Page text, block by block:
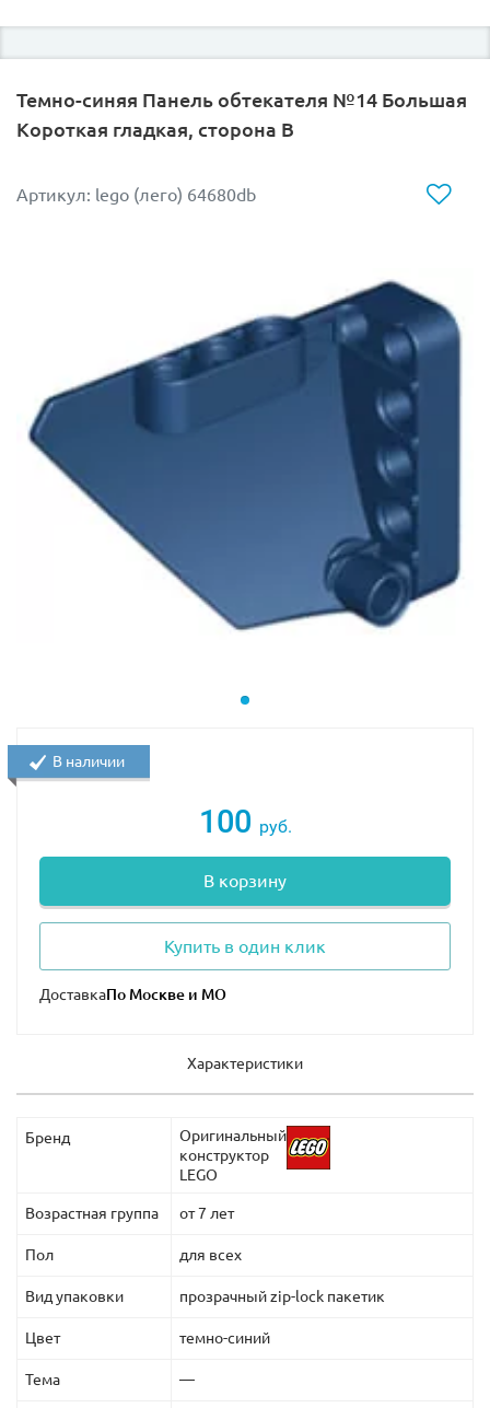
Темно-синяя Панель обтекателя №14 Большая
Короткая гладкая, сторона B
Артикул: lego (лего) 64680db
100 руб.
В корзину
Купить в один клик
Доставка
В наличии
Характеристики
Бренд
Оригинальный
конструктор
LEGO
Возрастная группа от 7 лет
Пол для всех
Вид упаковки прозрачный zip-lock пакетик
Цвет темно-синий
Тема —